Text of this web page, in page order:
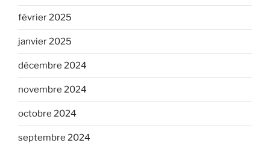
février 2025
janvier 2025
décembre 2024
novembre 2024
octobre 2024
septembre 2024